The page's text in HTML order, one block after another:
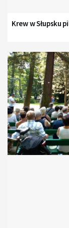
Krew w Słupsku